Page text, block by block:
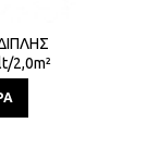
2,0m²